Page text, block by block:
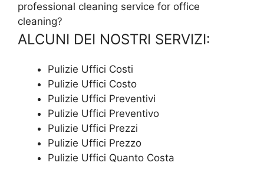
professional cleaning service for office
cleaning?
ALCUNI DEI NOSTRI SERVIZI:
Pulizie Uffici Costi
Pulizie Uffici Costo
Pulizie Uffici Preventivi
Pulizie Uffici Preventivo
Pulizie Uffici Prezzi
Pulizie Uffici Prezzo
Pulizie Uffici Quanto Costa